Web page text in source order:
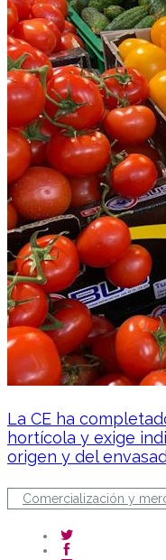
La CE ha
hortícola y exige
origen y del
Comercialización y